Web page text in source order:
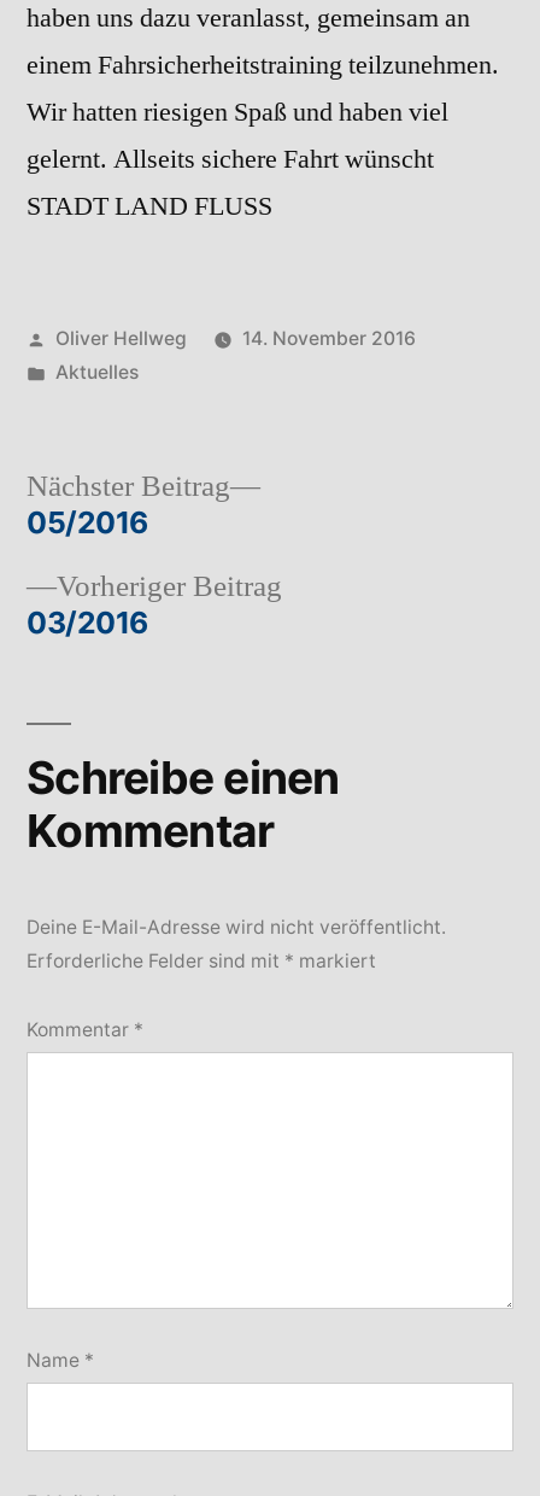
haben uns dazu veranlasst, gemeinsam an
einem Fahrsicherheitstraining teilzunehmen.
Wir hatten riesigen Spaß und haben viel
gelernt. Allseits sichere Fahrt wünscht
STADT LAND FLUSS
Veröffentlicht
von
Oliver Hellweg
14. November 2016
Veröffentlicht
Aktuelles
Beitragsnavigation
Vorheriger Beitrag
03/2016
Nächster Beitrag
Nächster
05/2016
Schreibe einen
Kommentar
Deine E-Mail-Adresse wird nicht veröffentlicht.
Erforderliche Felder sind mit * markiert
Kommentar *
Name *